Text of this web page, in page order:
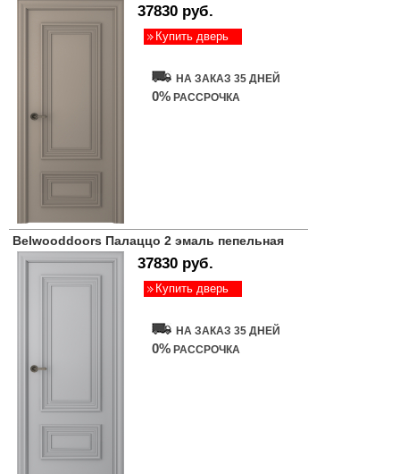
37830 руб.
Купить дверь
НА ЗАКАЗ 35 ДНЕЙ
0% РАССРОЧКА
Belwooddoors Палаццо 2 эмаль пепельная
37830 руб.
Купить дверь
НА ЗАКАЗ 35 ДНЕЙ
0% РАССРОЧКА